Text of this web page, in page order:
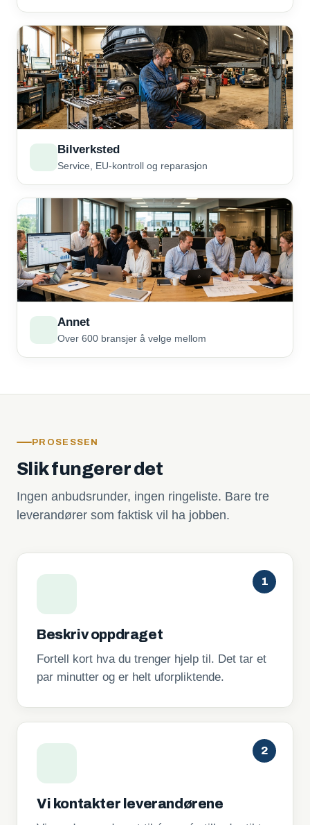
Bilverksted
Service, EU-kontroll og reparasjon
Annet
Over 600 bransjer å velge mellom
PROSESSEN
Slik fungerer det
Ingen anbudsrunder, ingen ringeliste. Bare tre
leverandører som faktisk vil ha jobben.
1
Beskriv oppdraget
Fortell kort hva du trenger hjelp til. Det tar et
par minutter og er helt uforpliktende.
2
Vi kontakter leverandørene